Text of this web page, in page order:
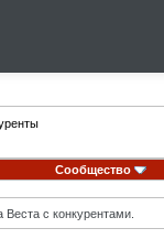
Сообщество
с конкурентами.